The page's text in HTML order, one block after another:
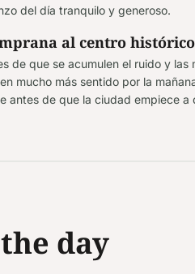
del día tranquilo y generoso.
al centro histórico
de que se acumulen el ruido y las
mucho más sentido por la
antes de que la ciudad empiece a
day